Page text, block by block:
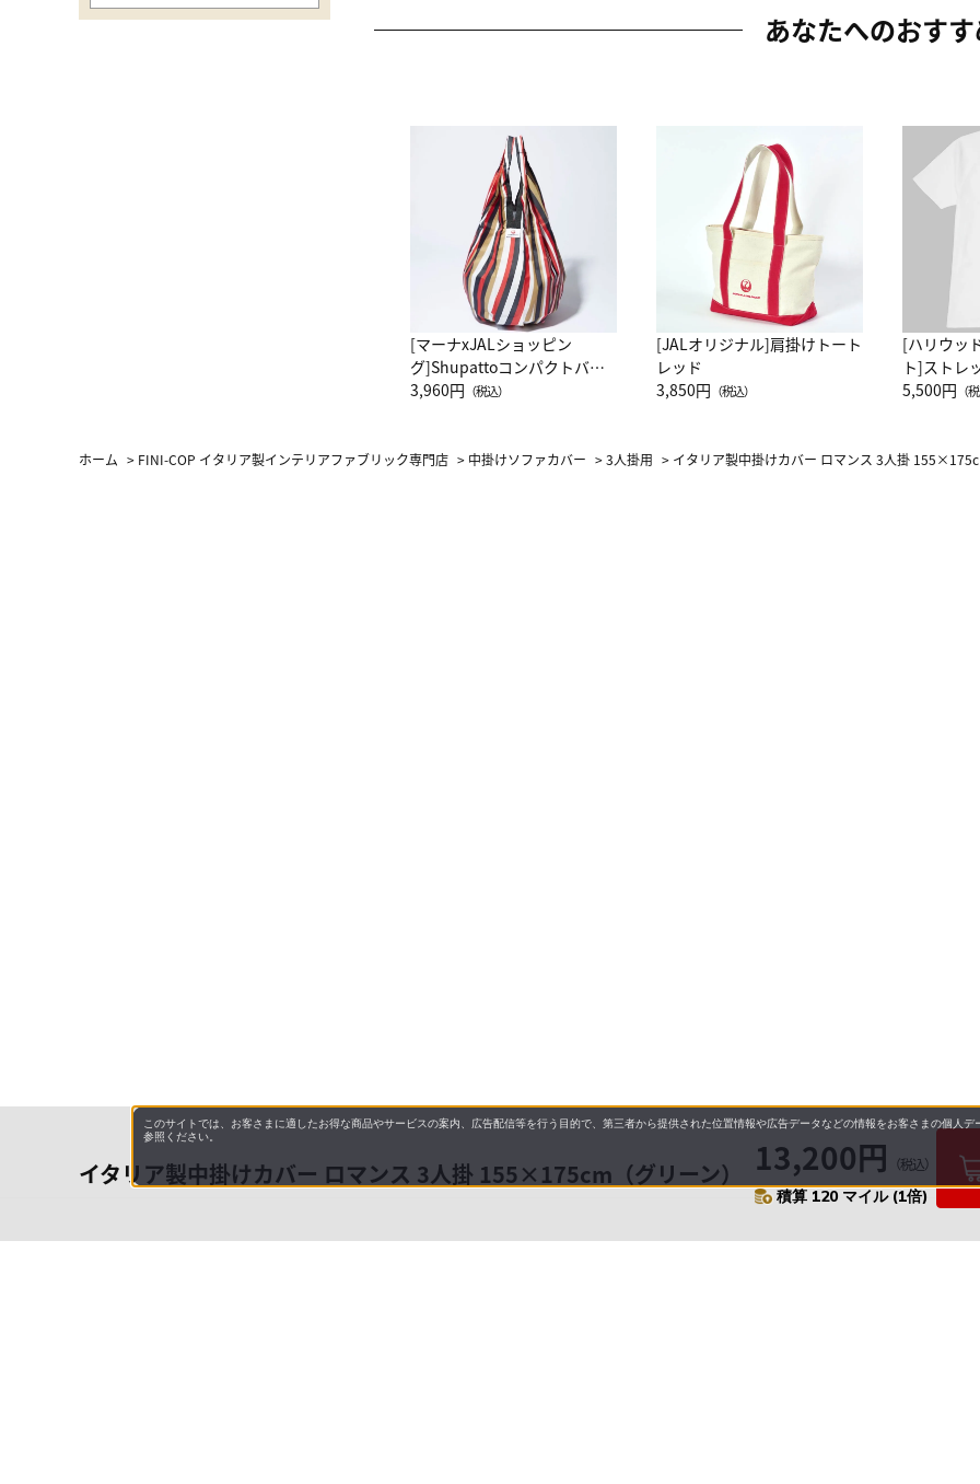
イタリア製中掛けカバー ロマンス 3人掛 155×175cm（グリーン） 13,200円 （税込）
積算 120 マイル (1倍)
あなたへのおす
[マーナxJALショッピン
グ]Shupattoコンパクトバッ
グ Drop JAL客室乗務員
3,960円 （税込）
[JALオリジナル]肩掛けトート
レッド
3,850円 （税込）
[ハリウッ
ト]ストレ
ーネック
5,500円 （
ホーム > FINI-COP イタリア製インテリアファブリック専門店 > 中掛けソファカバー >3人掛用 > イタリア製中掛けカバー ロマンス 3人掛
このサイトでは、お客さまに適したお得な商品やサービスの案内、広告配信等を行う目的で、第三者から提供された位置情報や広告データなどの情報をお客さまの個人
参照ください。